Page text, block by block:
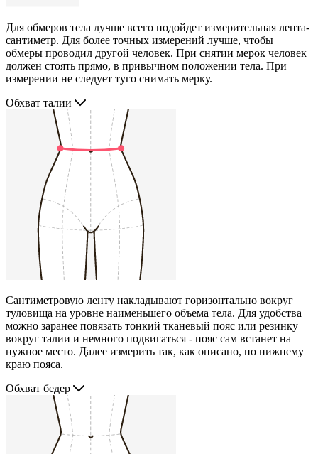
Для обмеров тела лучше всего подойдет измерительная лента-
сантиметр. Для более точных измерений лучше, чтобы
обмеры проводил другой человек. При снятии мерок человек
должен стоять прямо, в привычном положении тела. При
измерении не следует туго снимать мерку.
Обхват талии
Сантиметровую ленту накладывают горизонтально вокруг
туловища на уровне наименьшего объема тела. Для удобства
можно заранее повязать тонкий тканевый пояс или резинку
вокруг талии и немного подвигаться - пояс сам встанет на
нужное место. Далее измерить так, как описано, по нижнему
краю пояса.
Обхват бедер